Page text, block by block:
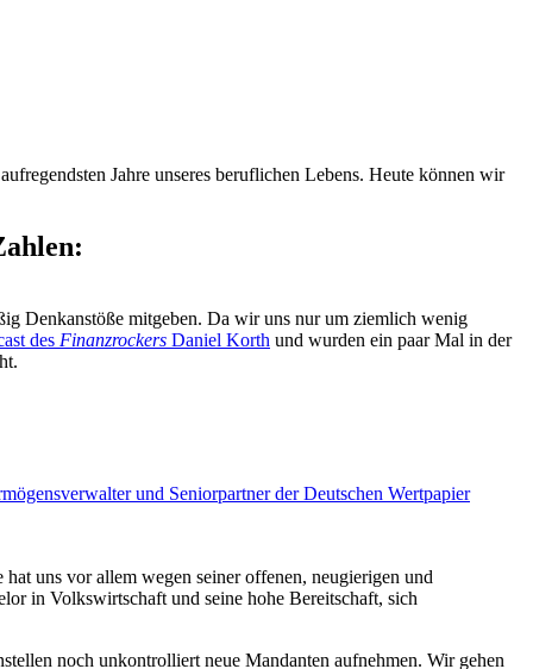
Jahre unseres beruflichen Lebens. Heute können wir
Denkanstöße mitgeben. Da wir uns nur um ziemlich wenig
des Finanzrockers Daniel Korth und wurden ein paar Mal in der
und Seniorpartner der Deutschen Wertpapier
uns vor allem wegen seiner offenen, neugierigen und
in Volkswirtschaft und seine hohe Bereitschaft, sich
noch unkontrolliert neue Mandanten aufnehmen. Wir gehen